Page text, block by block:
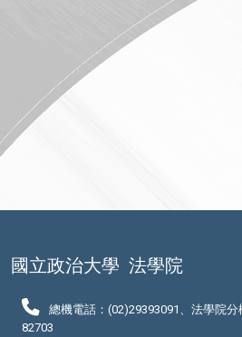
國立政治大學 法學院
總機電話：(02)29393091、法學院分
82703